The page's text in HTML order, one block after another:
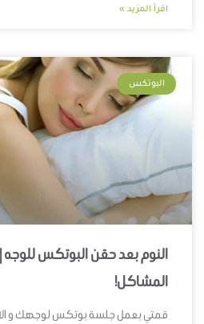
اقرأ المزيد »
البوتكس
المشاكل!
قمتي بعمل جلسة بوتكس لوجهك و